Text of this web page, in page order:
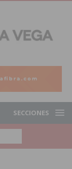
SECCIONES